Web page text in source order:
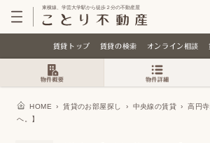
東横線、学芸大学駅から徒歩２分の不動産屋
賃貸トップ 賃貸の検索 オンライン相談
HOME › 賃貸のお部屋探し › 中央線の賃貸 › 高円
へ。】